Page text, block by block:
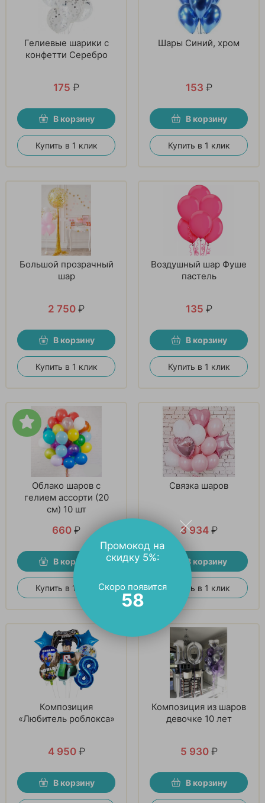
Гелиевые шарики с
конфетти Серебро
175 ₽
В корзину
Купить в 1 клик
Шары Синий, хром
153 ₽
В корзину
Купить в 1 клик
Большой прозрачный
шар
2 750 ₽
В корзину
Купить в 1 клик
Воздушный шар Фуше
пастель
135 ₽
В корзину
Купить в 1 клик
Облако шаров с
гелием ассорти (20
см) 10 шт
660 ₽
В корзину
Купить в 1 клик
Связка шаров
3 934 ₽
В корзину
Купить в 1 клик
Композиция
«Любитель роблокса»
4 950 ₽
В корзину
Композиция из шаров
девочке 10 лет
5 930 ₽
В корзину
Промокод на
скидку 5%:
Скоро появится
57